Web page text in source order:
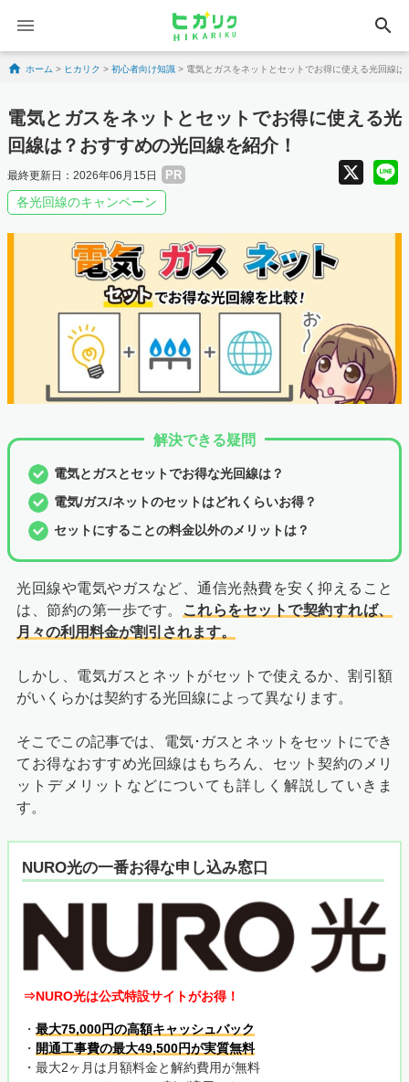
search
Skip to content
ホーム > ヒカリク > 初心者向け知識 > 電気とガスをネットとセットでお得に使える光回線
電気とガスをネットとセットでお得に使える光
回線は？おすすめの光回線を紹介！
最終更新日：2026年06月15日 PR X
各光回線のキャンペーン
解決できる疑問
電気とガスとセットでお得な光回線は？
電気/ガス/ネットのセットはどれくらいお得？
セットにすることの料金以外のメリットは？
光回線や電気やガスなど、通信光熱費を安く抑えること
は、節約の第一歩です。
これらをセットで契約すれば、
月々の利用料金が割引されます。
しかし、電気ガスとネットがセットで使えるか、割引額
がいくらかは契約する光回線によって異なります。
そこでこの記事では、電気･ガスとネットをセットにでき
てお得なおすすめ光回線はもちろん、セット契約のメリ
ットデメリットなどについても詳しく解説していきま
す。
NURO光の一番お得な申し込み窓口
⇒NURO光は公式特設サイトがお得！
・ 最大75,000円の高額キャッシュバック
・ 開通工事費の最大49,500円が実質無料
・最大2ヶ月は月額料金と解約費用が無料